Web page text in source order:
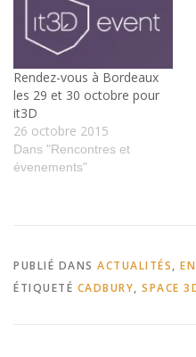
de son application pour…
Rendez-vous à Bordeaux
les 29 et 30 octobre pour
it3D
26 octobre 2015
Dans "Rencontres et
évenements"
PUBLIÉ DANS ACTUALITÉS,
ÉTIQUETÉ CADBURY, SPACE